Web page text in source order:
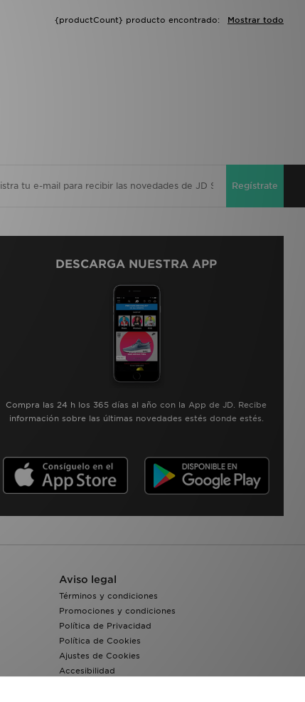
Mostrar todo
{productCount} producto encontrado:
Regístrate
DESCARGA NUESTRA APP
Compra las 24 h los 365 días al año con la App de JD. Recibe
información sobre las últimas novedades estés donde estés.
Aviso legal
Términos y condiciones
Promociones y condiciones
Política de Privacidad
Política de Cookies
Ajustes de Cookies
Accesibilidad